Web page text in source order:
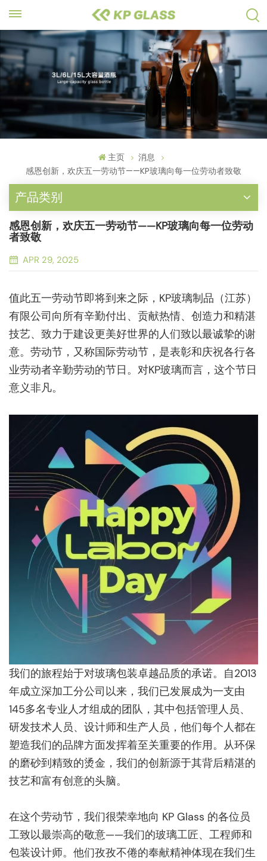
主页
消息
感恩创新，欢庆五一劳动节——KP玻璃向每一位劳动者致敬
产品类别
感恩创新，欢庆五一劳动节——KP玻璃向每一位劳动
者致敬
APR 29, 2025
值此五一劳动节即将到来之际，KP玻璃制品（江苏）
有限公司向所有辛勤付出、贡献热情、创造力和精湛
技艺、致力于建设更美好世界的人们致以最诚挚的谢
意。劳动节，又称国际劳动节，是表彰和庆祝各行各
业劳动者辛勤劳动的节日。对KP玻璃而言，这个节日
意义非凡。
我们的旅程始于对玻璃包装卓越品质的承诺。自2013
年成立深加工分公​​司以来，我们已发展成为一支由
145多名专业人才组成的团队，其中包括管理人员、
研发技术人员、设计师和生产人员，他们每个人都在
塑造我们的品牌方面发挥着至关重要的作用。从环保
的磨砂到精致的烫金，我们的创新源于其背后精湛的
技艺和富有创意的头脑。
在这个劳动节，我们很荣幸地向 KP Glass 的各位员
工致以最崇高的敬意——我们的玻璃工匠、工程师和
包装设计师。他们孜孜不倦的奉献精神体现在我们生